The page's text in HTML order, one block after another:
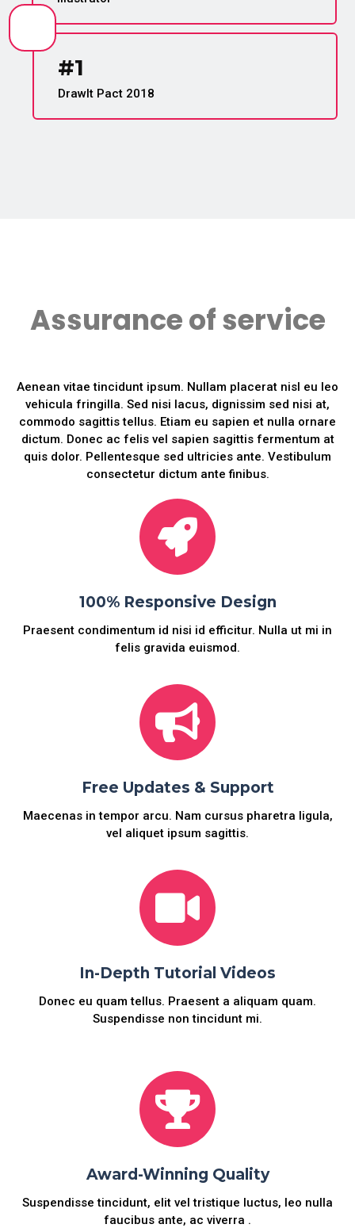
#1
DrawIt Pact 2018
Assurance of service
Aenean vitae tincidunt ipsum. Nullam placerat nisl eu leo
vehicula fringilla. Sed nisi lacus, dignissim sed nisi at,
commodo sagittis tellus. Etiam eu sapien et nulla ornare
dictum. Donec ac felis vel sapien sagittis fermentum at
quis dolor. Pellentesque sed ultricies ante. Vestibulum
consectetur dictum ante finibus.
100% Responsive Design
Praesent condimentum id nisi id efficitur. Nulla ut mi in
felis gravida euismod.
Free Updates & Support
Maecenas in tempor arcu. Nam cursus pharetra ligula,
vel aliquet ipsum sagittis.
In-Depth Tutorial Videos
Donec eu quam tellus. Praesent a aliquam quam.
Suspendisse non tincidunt mi.
Award-Winning Quality
Suspendisse tincidunt, elit vel tristique luctus, leo nulla
faucibus ante, ac viverra .